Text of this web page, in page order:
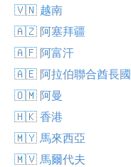
🇻🇳 越南
🇦🇿 阿塞拜疆
🇦🇫 阿富汗
🇦🇪 阿拉伯聯合酋長國
🇴🇲 阿曼
🇭🇰 香港
🇲🇾 馬來西亞
🇲🇻 馬爾代夫